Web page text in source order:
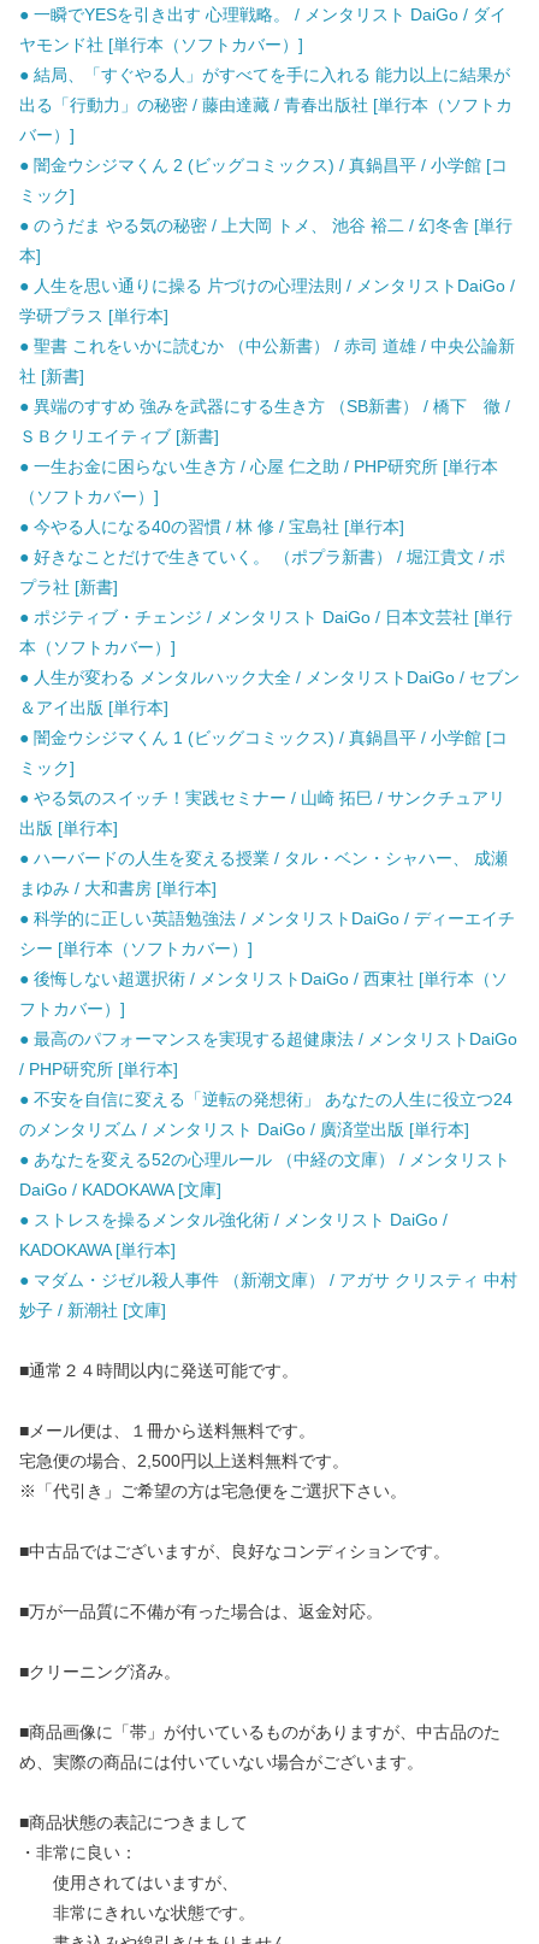
● 一瞬でYESを引き出す 心理戦略。 / メンタリスト DaiGo / ダイ
ヤモンド社 [単行本（ソフトカバー）]
● 結局、「すぐやる人」がすべてを手に入れる 能力以上に結果が
出る「行動力」の秘密 / 藤由達藏 / 青春出版社 [単行本（ソフトカ
バー）]
● 闇金ウシジマくん 2 (ビッグコミックス) / 真鍋昌平 / 小学館 [コ
ミック]
● のうだま やる気の秘密 / 上大岡 トメ、 池谷 裕二 / 幻冬舎 [単行
本]
● 人生を思い通りに操る 片づけの心理法則 / メンタリストDaiGo /
学研プラス [単行本]
● 聖書 これをいかに読むか （中公新書） / 赤司 道雄 / 中央公論新
社 [新書]
● 異端のすすめ 強みを武器にする生き方 （SB新書） / 橋下 徹 /
ＳＢクリエイティブ [新書]
● 一生お金に困らない生き方 / 心屋 仁之助 / PHP研究所 [単行本
（ソフトカバー）]
● 今やる人になる40の習慣 / 林 修 / 宝島社 [単行本]
● 好きなことだけで生きていく。 （ポプラ新書） / 堀江貴文 / ポ
プラ社 [新書]
● ポジティブ・チェンジ / メンタリスト DaiGo / 日本文芸社 [単行
本（ソフトカバー）]
● 人生が変わる メンタルハック大全 / メンタリストDaiGo / セブン
＆アイ出版 [単行本]
● 闇金ウシジマくん 1 (ビッグコミックス) / 真鍋昌平 / 小学館 [コ
ミック]
● やる気のスイッチ！実践セミナー / 山崎 拓巳 / サンクチュアリ
出版 [単行本]
● ハーバードの人生を変える授業 / タル・ベン・シャハー、 成瀬
まゆみ / 大和書房 [単行本]
● 科学的に正しい英語勉強法 / メンタリストDaiGo / ディーエイチ
シー [単行本（ソフトカバー）]
● 後悔しない超選択術 / メンタリストDaiGo / 西東社 [単行本（ソ
フトカバー）]
● 最高のパフォーマンスを実現する超健康法 / メンタリストDaiGo
/ PHP研究所 [単行本]
● 不安を自信に変える「逆転の発想術」 あなたの人生に役立つ24
のメンタリズム / メンタリスト DaiGo / 廣済堂出版 [単行本]
● あなたを変える52の心理ルール （中経の文庫） / メンタリスト
DaiGo / KADOKAWA [文庫]
● ストレスを操るメンタル強化術 / メンタリスト DaiGo /
KADOKAWA [単行本]
● マダム・ジゼル殺人事件 （新潮文庫） / アガサ クリスティ 中村
妙子 / 新潮社 [文庫]
■通常２４時間以内に発送可能です。
■メール便は、１冊から送料無料です。
宅急便の場合、2,500円以上送料無料です。
※「代引き」ご希望の方は宅急便をご選択下さい。
■中古品ではございますが、良好なコンディションです。
■万が一品質に不備が有った場合は、返金対応。
■クリーニング済み。
■商品画像に「帯」が付いているものがありますが、中古品のた
め、実際の商品には付いていない場合がございます。
■商品状態の表記につきまして
・非常に良い：
使用されてはいますが、
非常にきれいな状態です。